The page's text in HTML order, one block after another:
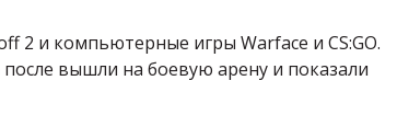
2 и компьютерные игры Warface и CS:GO.
вышли на боевую арену и показали